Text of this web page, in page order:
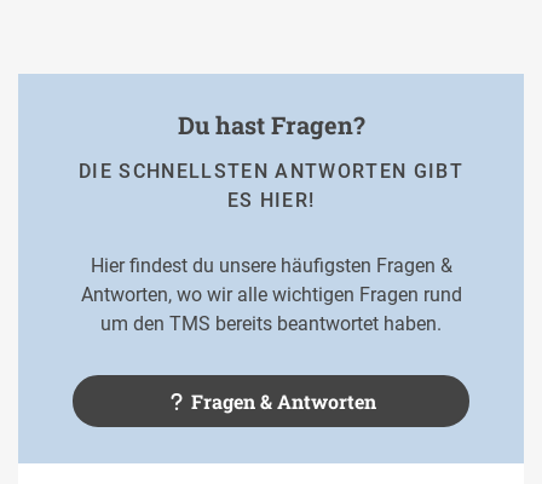
Du hast Fragen?
DIE SCHNELLSTEN ANTWORTEN GIBT
ES HIER!
Hier findest du unsere häufigsten Fragen &
Antworten, wo wir alle wichtigen Fragen rund
um den TMS bereits beantwortet haben.
Fragen & Antworten